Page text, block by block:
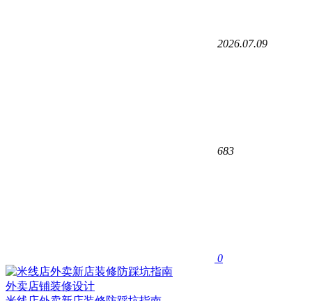
2026.07.09
683
0
外卖店铺装修设计